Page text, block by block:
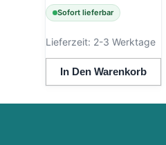
Sofort lieferbar
Lieferzeit: 2-3 Werktage
In Den Warenkorb